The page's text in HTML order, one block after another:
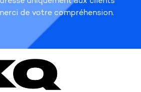
de votre compréhension.